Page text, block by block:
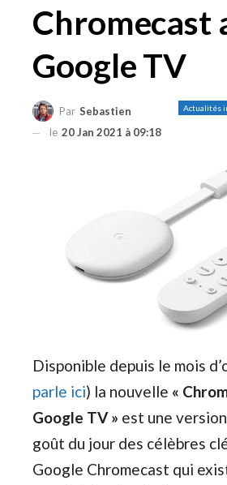
Chromecast
Google TV
Actualités
Par Sebastien
le 20 Jan 2021 à 09:18
Disponible depuis le mois
parle ici) la nouvelle «
Google TV » est une
goût du jour des célèbres
Google Chromecast qui